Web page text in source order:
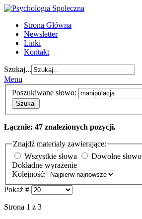
Strona Główna
Newsletter
Linki
Kontakt
Szukaj...
Menu
Poszukiwane słowo:
Szukaj
Łącznie: 47 znalezionych pozycji.
Znajdź materiały zawierające:
Wszystkie słowa
Dowolne słowo
Dokładne wyrażenie
Kolejność:
Pokaż #
Strona 1 z 3